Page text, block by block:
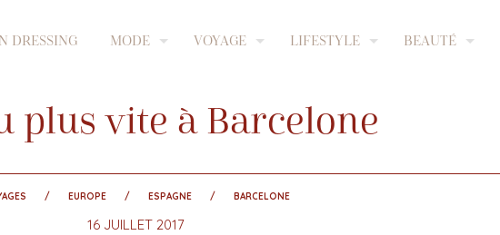
DRESSING MODE VOYAGE LIFESTYLE BEAUTÉ
plus vite à Barcelone
EUROPE ESPAGNE BARCELONE
16 JUILLET 2017